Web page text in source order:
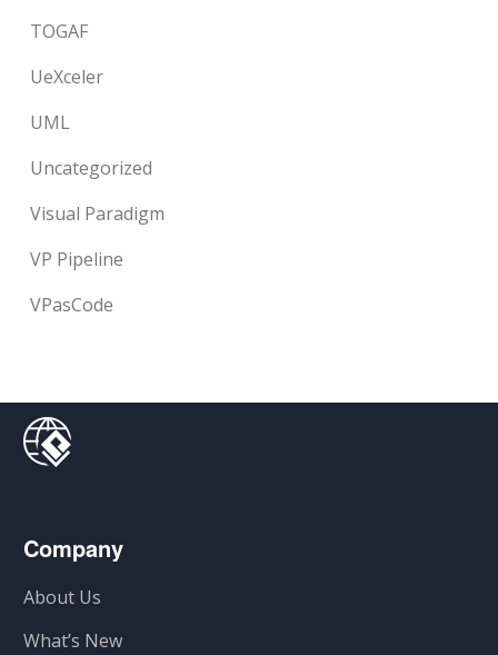
TOGAF
UeXceler
UML
Uncategorized
Visual Paradigm
VP Pipeline
VPasCode
Company
About Us
What’s New